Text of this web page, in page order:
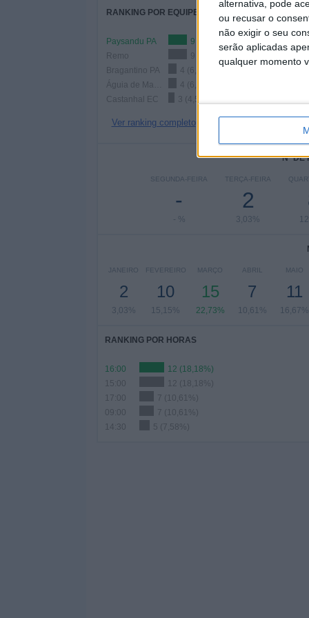
alternativa, pode
ou recusar o
não exigir o seu
serão aplicadas
qualquer momento
RANKING POR EQUIPES
Paysandu PA
9 (13,64%)
Remo
9 (13,64%)
Bragantino PA
4 (6,06%)
4 (6,06%)
Castanhal EC
3 (4,55%)
Ver ranking completo
Nº DE
SEGUNDA-FEIRA
-
- %
TERÇA-FEIRA
2
3,03%
JANEIRO
2
3,03%
FEVEREIRO
10
15,15%
MARÇO
15
22,73%
ABRIL
7
10,61%
MAIO
11
16,67%
RANKING POR HORAS
16:00
12 (18,18%)
15:00
12 (18,18%)
17:00
7 (10,61%)
09:00
7 (10,61%)
14:30
5 (7,58%)